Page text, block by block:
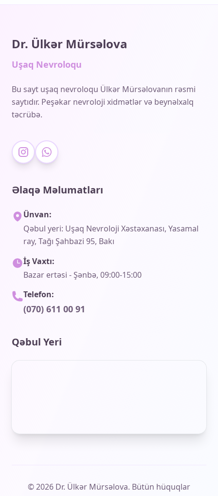
Dr. Ülkər Mürsəlova
Uşaq Nevroloqu
Bu sayt uşaq nevroloqu Ülkər Mürsəlovanın rəsmi
saytıdır. Peşəkar nevroloji xidmətlər və beynəlxalq
təcrübə.
Əlaqə Məlumatları
Ünvan:
Qəbul yeri: Uşaq Nevroloji Xəstəxanası, Yasamal
ray, Tağı Şahbazi 95, Bakı
İş Vaxtı:
Bazar ertəsi - Şənbə, 09:00-15:00
Telefon:
(070) 611 00 91
Qəbul Yeri
© 2026 Dr. Ülkər Mürsəlova. Bütün hüquqlar